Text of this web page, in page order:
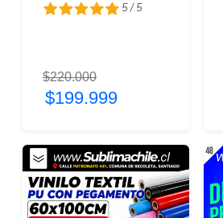
5 / 5
$220.000
$199.999